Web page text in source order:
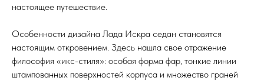
настоящее путешествие.
Особенности дизайна Лада Искра седан становятся
настоящим откровением. Здесь нашла свое отражение
философия «икс-стиля»: особая форма фар, тонкие линии
штампованных поверхностей корпуса и множество граней